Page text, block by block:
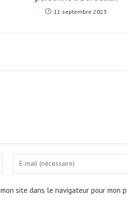
11 septembre 2023
Enter
your
site dans le navigateur pour mon